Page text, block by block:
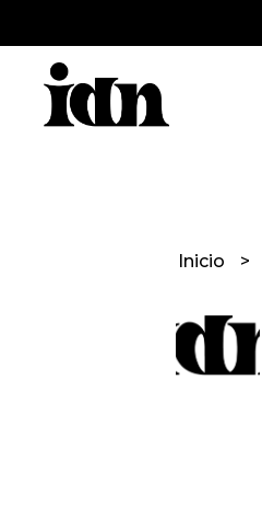
Inicio